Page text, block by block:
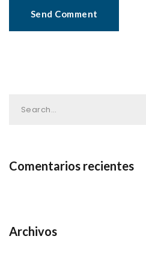
Comentarios recientes
Archivos